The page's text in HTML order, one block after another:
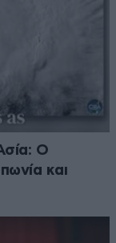
Ο
και